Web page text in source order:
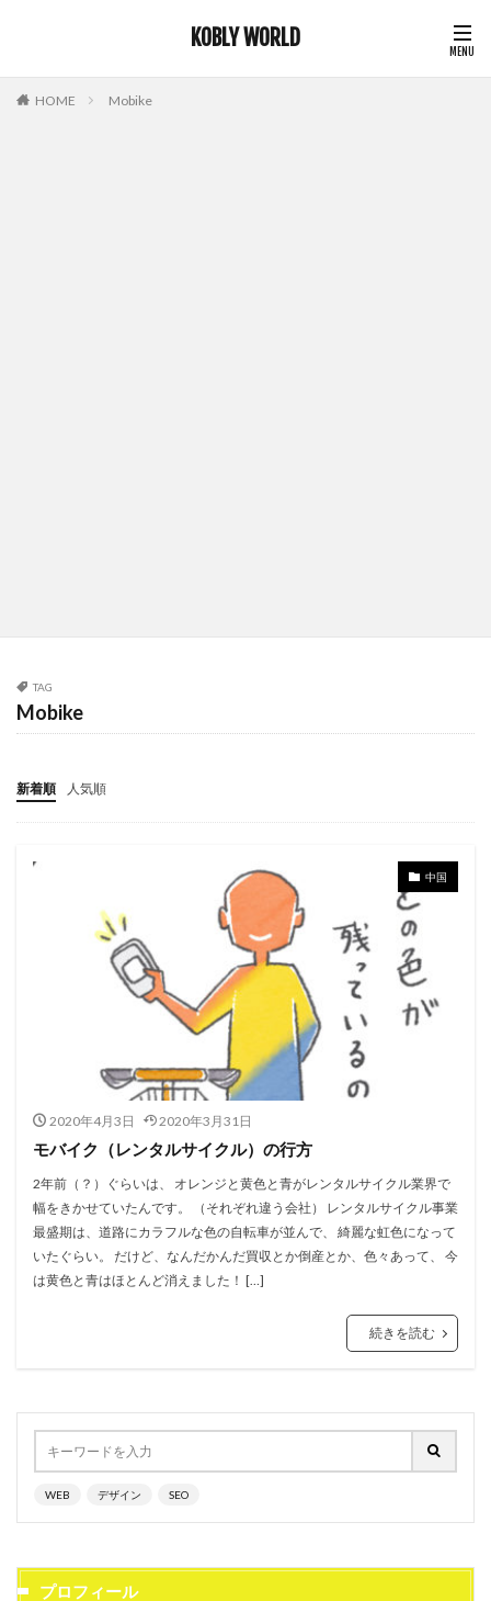
KOBLY WORLD
HOME Mobike
TAG
Mobike
新着順 人気順
中国
2020年4月3日 2020年3月31日
モバイク（レンタルサイクル）の行方
2年前（？）ぐらいは、 オレンジと黄色と青がレンタルサイクル業界で
幅をきかせていたんです。 （それぞれ違う会社） レンタルサイクル事業
最盛期は、道路にカラフルな色の自転車が並んで、 綺麗な虹色になって
いたぐらい。 だけど、なんだかんだ買収とか倒産とか、色々あって、 今
は黄色と青はほとんど消えました！ […]
続きを読む
WEB デザイン SEO
プロフィール